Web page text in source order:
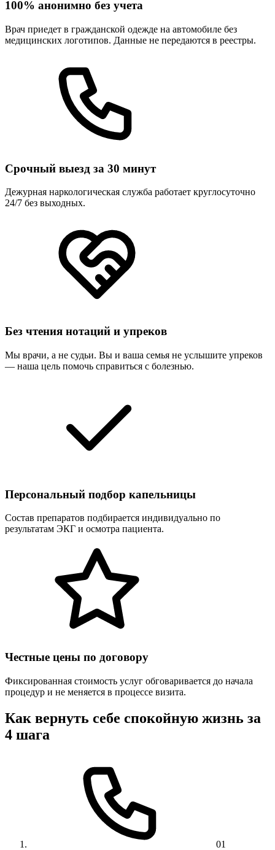
100% анонимно без учета
Врач приедет в гражданской одежде на автомобиле без
медицинских логотипов. Данные не передаются в реестры.
Срочный выезд за 30 минут
Дежурная наркологическая служба работает круглосуточно
24/7 без выходных.
Без чтения нотаций и упреков
Мы врачи, а не судьи. Вы и ваша семья не услышите упреков
— наша цель помочь справиться с болезнью.
Персональный подбор капельницы
Состав препаратов подбирается индивидуально по
результатам ЭКГ и осмотра пациента.
Честные цены по договору
Фиксированная стоимость услуг обговаривается до начала
процедур и не меняется в процессе визита.
Как вернуть себе спокойную жизнь за
4 шага
01